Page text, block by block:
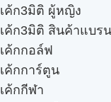
เค้ก3มิติ ผู้หญิง
เค้ก3มิติ สินค้าแบร
เค้กกอล์ฟ
เค้กการ์ตูน
เค้กกีฬา